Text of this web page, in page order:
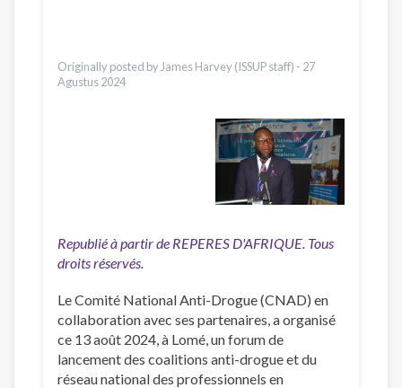
Originally posted by James Harvey (ISSUP staff) - 27
Agustus 2024
Republié à partir de REPERES D'AFRIQUE. Tous
droits réservés.
Le Comité National Anti-Drogue (CNAD) en
collaboration avec ses partenaires, a organisé
ce 13 août 2024, à Lomé, un forum de
lancement des coalitions anti-drogue et du
réseau national des professionnels en